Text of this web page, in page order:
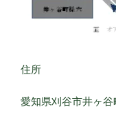
住所
愛知県刈谷市井ヶ谷